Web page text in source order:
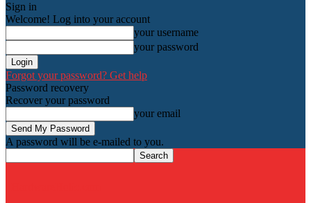
Sign in
Welcome! Log into your account
your username
your password
Forgot your password? Get help
Password recovery
Recover your password
your email
A password will be e-mailed to you.